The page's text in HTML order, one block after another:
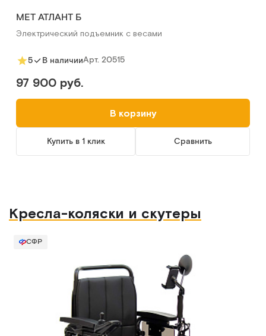
MET АТЛАНТ Б
Электрический подъемник с весами
5 В наличииАрт. 20515
97 900 руб.
В корзину
Купить в 1 клик Сравнить
Кресла-коляски и скутеры
СФР